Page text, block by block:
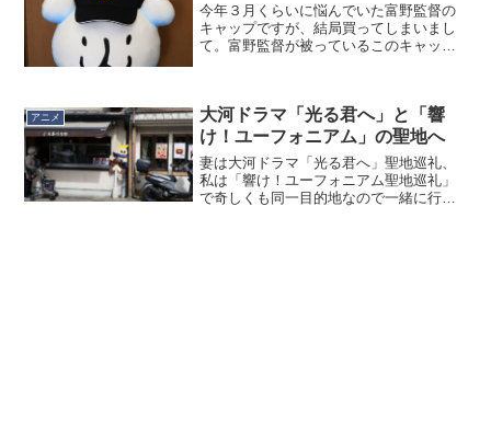
今年３月くらいに悩んでいた富野監督の
キャップですが、結局買ってしまいまし
て。富野監督が被っているこのキャップ
す。後ろはベルクロ...
アニメ
大河ドラマ「光る君へ」と「響
け！ユーフォニアム」の聖地へ
妻は大河ドラマ「光る君へ」聖地巡礼、
私は「響け！ユーフォニアム聖地巡礼」
で奇しくも同一目的地なので一緒に行っ